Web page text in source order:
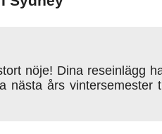
nöje! Dina reseinlägg
nästa års vintersemester